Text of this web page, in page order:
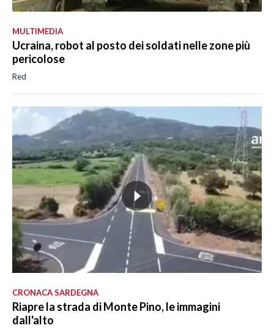
MULTIMEDIA
Ucraina, robot al posto dei soldati nelle zone più
pericolose
Red
CRONACA SARDEGNA
Riapre la strada di Monte Pino, le immagini
dall'alto